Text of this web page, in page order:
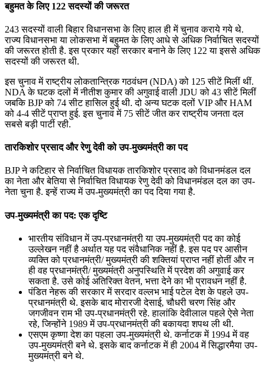
बहुमत के लिए 122 सदस्यों की जरूरत
243 सदस्यों वाली बिहार विधानसभा के लिए हाल ही में चुनाव कराये गये थे.
राज्य विधानसभा या लोकसभा में बहुमत के लिए आधे से अधिक निर्वाचित सदस्यों
की जरूरत होती है. इस प्रकार यहाँ सरकार बनाने के लिए 122 या इससे अधिक
सदस्यों की जरूरत थी.
इस चुनाव में राष्ट्रीय लोकतान्त्रिक गठवंधन (NDA) को 125 सीटें मिलीं थीं.
NDA के घटक दलों में नीतीश कुमार की अगुवाई वाली JDU को 43 सीटें मिलीं
जबकि BJP को 74 सीट हासिल हुई थी. दो अन्य घटक दलों VIP और HAM
को 4-4 सीटें प्राप्त हुई. इस चुनाव में 75 सीटें जीत कर राष्ट्रीय जनता दल
सबसे बड़ी पार्टी रही.
तारकिशोर प्रसाद और रेणु देवी को उप-मुख्यमंत्री का पद
BJP ने कटिहार से निर्वाचित विधायक तारकिशोर प्रसाद को विधानमंडल दल
का नेता और बेतिया से निर्वाचित विधायक रेणु देवी को विधानमंडल दल का उप-
नेता चुना है. इन्हें राज्य में उप-मुख्यमंत्री का पद दिया गया है.
उप-मुख्यमंत्री का पद: एक दृष्टि
भारतीय संविधान में उप-प्रधानमंत्री या उप-मुख्यमंत्री पद का कोई
उल्लेखन नहीं है अर्थात यह पद संवैधानिक नहीं है. इस पद पर आसीन
व्यक्ति को प्रधानमंत्री/ मुख्यमंत्री की शक्तियां प्राप्त नहीं होतीं और न
ही वह प्रधानमंत्री/ मुख्यमंत्री अनुपस्थिति में प्रदेश की अगुवाई कर
सकता है. उसे कोई अतिरिक्त वेतन, भत्ता देने का भी प्रावधन नहीं है.
पंडित नेहरू की सरकार में सरदार वल्लभ भाई पटेल देश के पहले उप-
प्रधानमंत्री थे. इसके बाद मोरारजी देसाई, चौधरी चरण सिंह और
जगजीवन राम भी उप-प्रधानमंत्री रहे. हालांकि देवीलाल पहले ऐसे नेता
रहे, जिन्होंने 1989 में उप-प्रधानमंत्री की बकायदा शपथ ली थी.
एसएम कृष्णा देश का पहला उप-मुख्यमंत्री थे. कर्नाटक में 1994 में वह
उप-मुख्यमंत्री बने थे. इसके बाद कर्नाटक में ही 2004 में सिद्धारमैया उप-
मुख्यमंत्री बने थे.